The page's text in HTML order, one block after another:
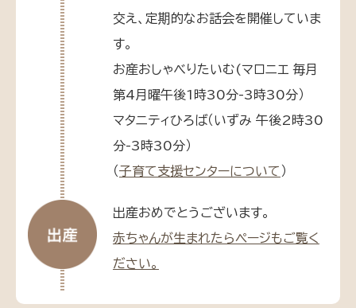
交え、定期的なお話会を開催していま
す。
お産おしゃべりたいむ(マロニエ 毎月
第4月曜午後1時30分-3時30分）
マタニティひろば（いずみ 午後2時30
分-3時30分）
（子育て支援センターについて ）
出産おめでとうございます。
赤ちゃんが生まれたらページもご覧く
ださい。